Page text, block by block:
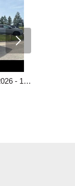
Berline - Micro Hybride - Année 2026 - 10 km, 25 990 €